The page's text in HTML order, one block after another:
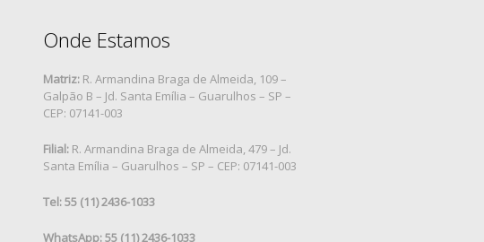
Onde Estamos
Matriz: R. Armandina Braga de Almeida, 109 –
Galpão B – Jd. Santa Emília – Guarulhos – SP –
CEP: 07141-003
Filial: R. Armandina Braga de Almeida, 479 – Jd.
Santa Emília – Guarulhos – SP – CEP: 07141-003
Tel: 55 (11) 2436-1033
WhatsApp: 55 (11) 2436-1033